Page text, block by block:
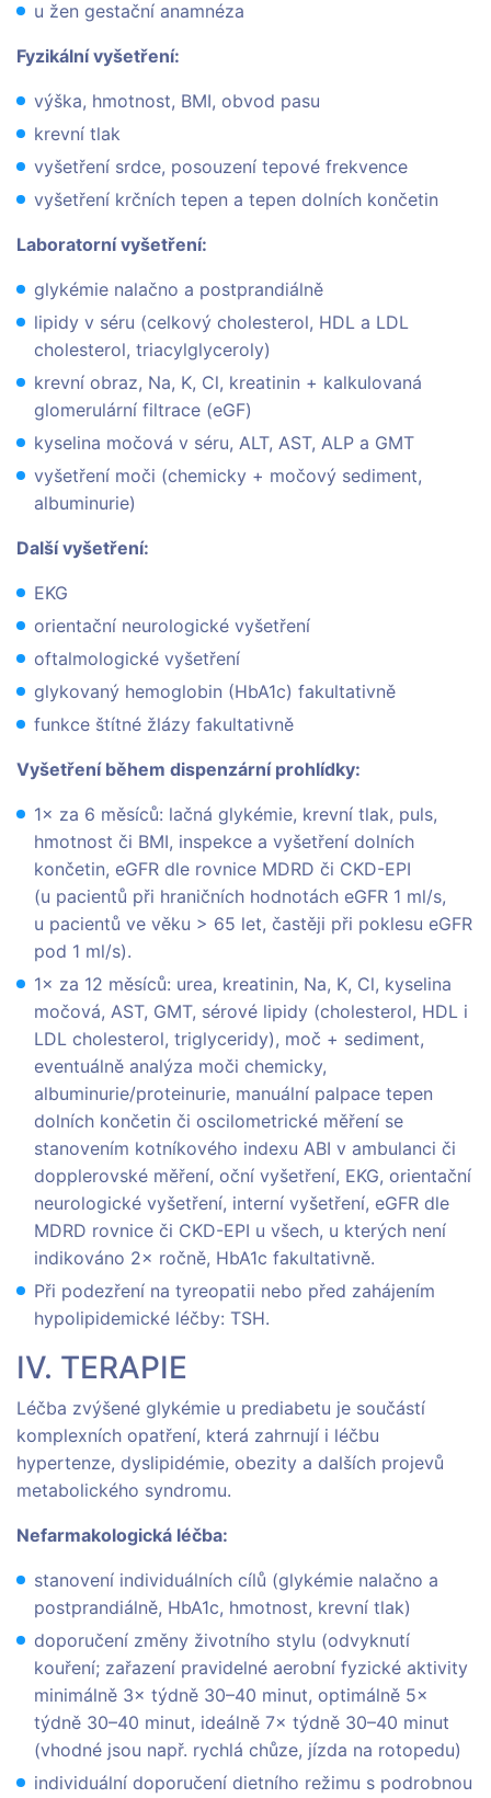
u žen gestační anamnéza
Fyzikální vyšetření:
výška, hmotnost, BMI, obvod pasu
krevní tlak
vyšetření srdce, posouzení tepové frekvence
vyšetření krčních tepen a tepen dolních končetin
Laboratorní vyšetření:
glykémie nalačno a postprandiálně
lipidy v séru (celkový cholesterol, HDL a LDL
cholesterol, triacylglyceroly)
krevní obraz, Na, K, Cl, kreatinin + kalkulovaná
glomerulární filtrace (eGF)
kyselina močová v séru, ALT, AST, ALP a GMT
vyšetření moči (chemicky + močový sediment,
albuminurie)
Další vyšetření:
EKG
orientační neurologické vyšetření
oftalmologické vyšetření
glykovaný hemoglobin (HbA1c) fakultativně
funkce štítné žlázy fakultativně
Vyšetření během dispenzární prohlídky:
1× za 6 měsíců: lačná glykémie, krevní tlak, puls,
hmotnost či BMI, inspekce a vyšetření dolních
končetin, eGFR dle rovnice MDRD či CKD-EPI
(u pacientů při hraničních hodnotách eGFR 1 ml/s,
u pacientů ve věku > 65 let, častěji při poklesu eGFR
pod 1 ml/s).
1× za 12 měsíců: urea, kreatinin, Na, K, Cl, kyselina
močová, AST, GMT, sérové lipidy (cholesterol, HDL i
LDL cholesterol, triglyceridy), moč + sediment,
eventuálně analýza moči chemicky,
albuminurie/proteinurie, manuální palpace tepen
dolních končetin či oscilometrické měření se
stanovením kotníkového indexu ABI v ambulanci či
dopplerovské měření, oční vyšetření, EKG, orientační
neurologické vyšetření, interní vyšetření, eGFR dle
MDRD rovnice či CKD-EPI u všech, u kterých není
indikováno 2× ročně, HbA1c fakultativně.
Při podezření na tyreopatii nebo před zahájením
hypolipidemické léčby: TSH.
IV. TERAPIE
Léčba zvýšené glykémie u prediabetu je součástí
komplexních opatření, která zahrnují i léčbu
hypertenze, dyslipidémie, obezity a dalších projevů
metabolického syndromu.
Nefarmakologická léčba:
stanovení individuálních cílů (glykémie nalačno a
postprandiálně, HbA1c, hmotnost, krevní tlak)
doporučení změny životního stylu (odvyknutí
kouření; zařazení pravidelné aerobní fyzické aktivity
minimálně 3× týdně 30–40 minut, optimálně 5×
týdně 30–40 minut, ideálně 7× týdně 30–40 minut
(vhodné jsou např. rychlá chůze, jízda na rotopedu)
individuální doporučení dietního režimu s podrobnou